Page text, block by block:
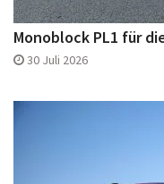
Monoblock PL1 für
30 Juli 2026